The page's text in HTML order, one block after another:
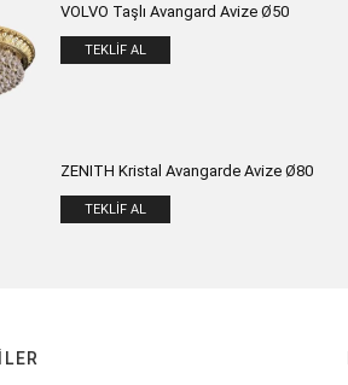
VOLVO Taşlı Avangard Avize Ø50
TEKLIF AL
ZENITH Kristal Avangarde Avize Ø80
TEKLIF AL